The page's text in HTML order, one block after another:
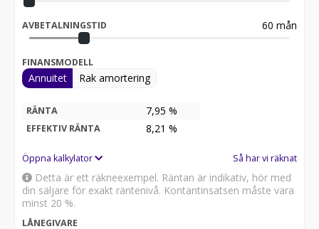
AVBETALNINGSTID 60 mån
FINANSMODELL
Annuitet Rak amortering
RÄNTA 7,95 %
EFFEKTIV RÄNTA 8,21 %
Öppna kalkylator Så har vi räknat
Detta är ett räkneexempel. Räntan är indikativ, hör med
din säljare för exakt räntenivå. Kontantinsatsen måste vara
minst 20 %.
LÅNEGIVARE